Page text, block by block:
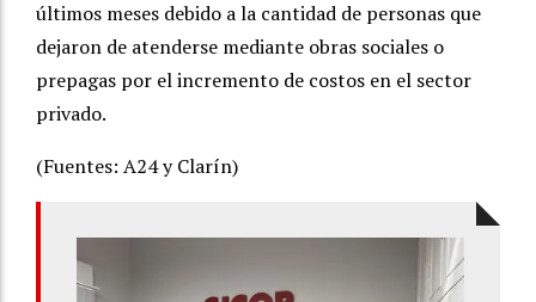
últimos meses debido a la cantidad de personas que
dejaron de atenderse mediante obras sociales o
prepagas por el incremento de costos en el sector
privado.
(Fuentes: A24 y Clarín)